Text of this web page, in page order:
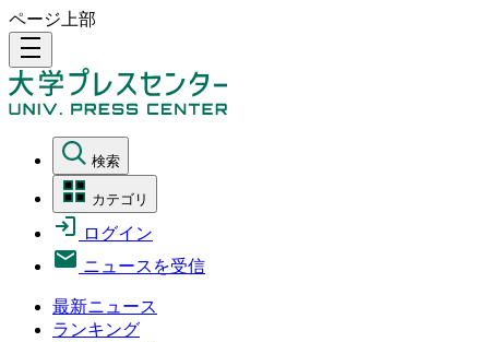
ページ上部
density_medium
検索
カテゴリ
ログイン
ニュースを受信
最新ニュース
ランキング